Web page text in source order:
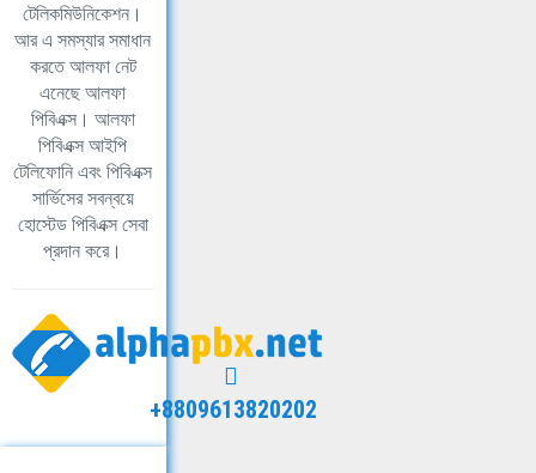
টেলিকমিউনিকেশন।
আর এ সমস্যার সমাধান
করতে আলফা নেট
এনেছে আলফা
পিবিএক্স। আলফা
পিবিএক্স আইপি
টেলিফোনি এবং পিবিএক্স
সার্ভিসের সবন্বয়ে
হোস্টেড পিবিএক্স সেবা
প্রদান করে।
+8809613820202